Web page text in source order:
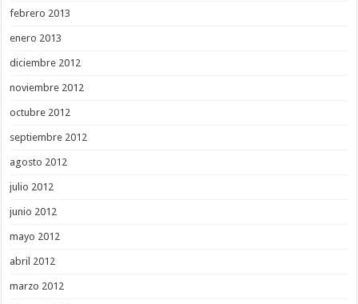
febrero 2013
enero 2013
diciembre 2012
noviembre 2012
octubre 2012
septiembre 2012
agosto 2012
julio 2012
junio 2012
mayo 2012
abril 2012
marzo 2012